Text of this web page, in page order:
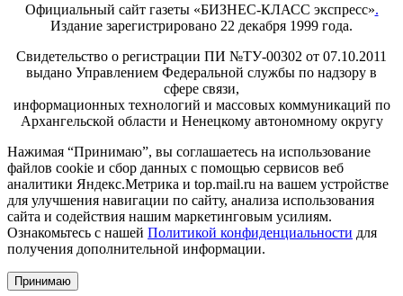
Официальный сайт газеты «БИЗНЕС-КЛАСС экспресс».
Издание зарегистрировано 22 декабря 1999 года.
Свидетельство о регистрации ПИ №ТУ-00302 от 07.10.2011
выдано Управлением Федеральной службы по надзору в
сфере связи,
информационных технологий и массовых коммуникаций по
Архангельской области и Ненецкому автономному округу
Нажимая “Принимаю”, вы соглашаетесь на использование
файлов cookie и сбор данных с помощью сервисов веб
аналитики Яндекс.Метрика и top.mail.ru на вашем устройстве
для улучшения навигации по сайту, анализа использования
сайта и содействия нашим маркетинговым усилиям.
Ознакомьтесь с нашей Политикой конфиденциальности для
получения дополнительной информации.
Принимаю